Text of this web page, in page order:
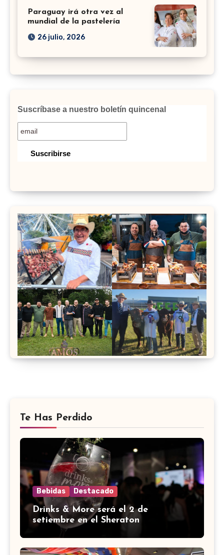
Paraguay irá otra vez al
mundial de la pastelería
26 julio, 2026
Suscríbase a nuestro boletín quincenal
Te Has Perdido
Bebidas Destacado
Drinks & More será el 2 de
setiembre en el Sheraton